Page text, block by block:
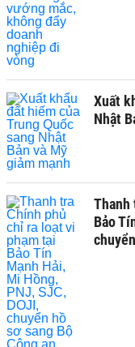
Xuất
Nhật
Thanh
Bảo